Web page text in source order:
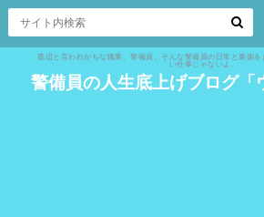
底辺と言われがちな職業、警備員。そんな警備員の日常と裏側
い仕事じゃないよ。
警備員の人生底上げブログ「